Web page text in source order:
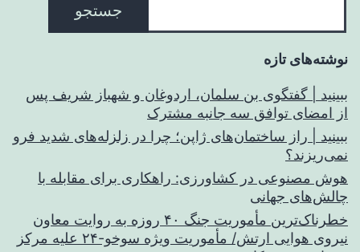
جستجو
نوشته‌های تازه
ببینید | گفتگوی بن سلمان، اردوغان و شهباز شریف پس
از امضای توافق سه جانبه مشترک
ببینید | راز ساختمان‌های ژاپن؛ چرا در زلزله‌های شدید فرو
نمی‌ریزند؟
هوش مصنوعی در کشاورزی: راهکاری برای مقابله با
چالش‌های جهانی
خطرناک‌ترین مأموریت جنگ ۴۰ روزه به روایت معاون
نیروی هوایی ارتش/ مأموریت ویژه سوخو-۲۴ علیه مرکز